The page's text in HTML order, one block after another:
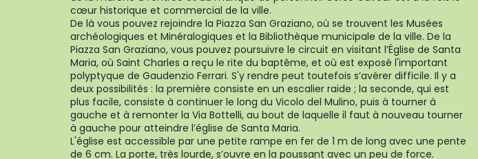
cœur historique et commercial de la ville.
De là vous pouvez rejoindre la Piazza San Graziano, où se trouvent les Musées
archéologiques et Minéralogiques et la Bibliothèque municipale de la ville. De la
Piazza San Graziano, vous pouvez poursuivre le circuit en visitant l’Église de Santa
Maria, où Saint Charles a reçu le rite du baptême, et où est exposé l'important
polyptyque de Gaudenzio Ferrari. S'y rendre peut toutefois s’avérer difficile. Il y a
deux possibilités : la première consiste en un escalier raide ; la seconde, qui est
plus facile, consiste à continuer le long du Vicolo del Mulino, puis à tourner à
gauche et à remonter la Via Bottelli, au bout de laquelle il faut à nouveau tourner
à gauche pour atteindre l’église de Santa Maria.
L'église est accessible par une petite rampe en fer de 1 m de long avec une pente
de 6 cm. La porte, très lourde, s’ouvre en la poussant avec un peu de force.